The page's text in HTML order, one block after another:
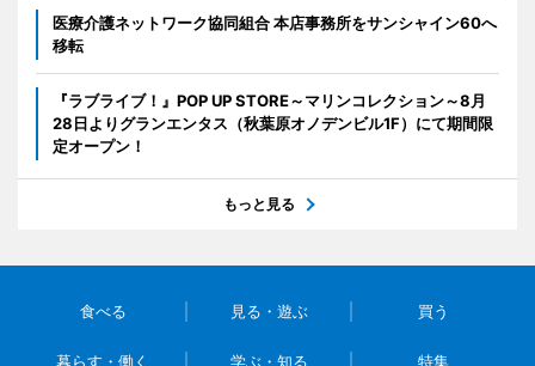
医療介護ネットワーク協同組合 本店事務所をサンシャイン60へ
移転
『ラブライブ！』POP UP STORE～マリンコレクション～8月
28日よりグランエンタス（秋葉原オノデンビル1F）にて期間限
定オープン！
もっと見る
食べる 見る・遊ぶ 買う
暮らす・働く 学ぶ・知る 特集